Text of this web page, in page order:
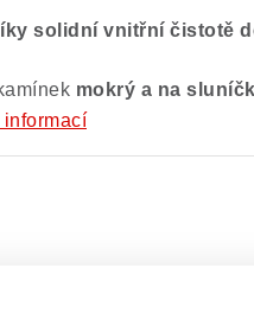
solidní vnitřní čistotě
mokrý a na